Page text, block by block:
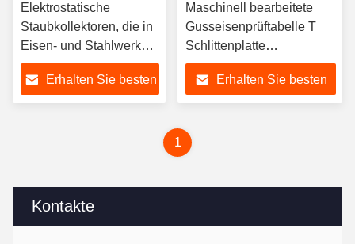
Kontakte
Elektrostatische
Staubkollektoren, die in
Eisen- und Stahlwerken
verwendet werden
Erhalten Sie besten
Maschinell bearbeitete
Gusseisenprüftabelle T
Schlittenplatte
Gusseisenplattform
Erhalten Sie besten
1